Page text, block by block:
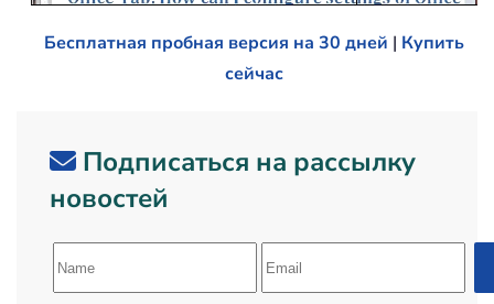
Бесплатная пробная версия на 30 дней | Купить
сейчас
Подписаться на рассылку
новостей